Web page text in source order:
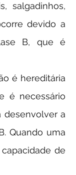
salgadinhos,
devido a
B, que é
é necessário
desenvolver a
Quando uma
de